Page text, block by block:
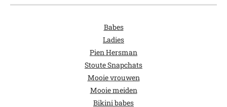
Babes
Ladies
Pien Hersman
Stoute Snapchats
Mooie vrouwen
Mooie meiden
Bikini babes